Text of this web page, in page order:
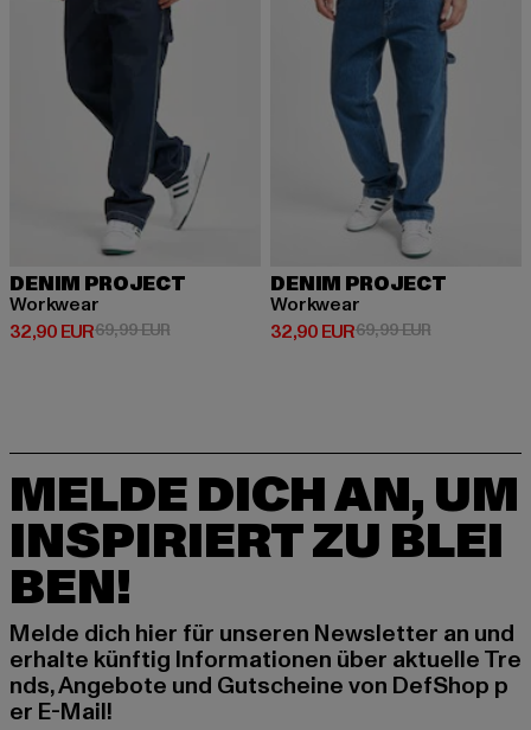
DENIM PROJECT
Workwear
32,90 EUR
Derzeitiger Preis: 32,90 EUR
69,99 EURAktionspreis: 69,99 EUR
DENIM PROJECT
Workwear
32,90 EUR
Derzeitiger Preis: 32,90 EUR
69,99 EURAktionspreis:
MELDE DICH AN, UM
INSPIRIERT ZU BLEI
BEN!
Melde dich hier für unseren Newsletter an und
erhalte künftig Informationen über aktuelle Tre
nds, Angebote und Gutscheine von DefShop p
er E-Mail!